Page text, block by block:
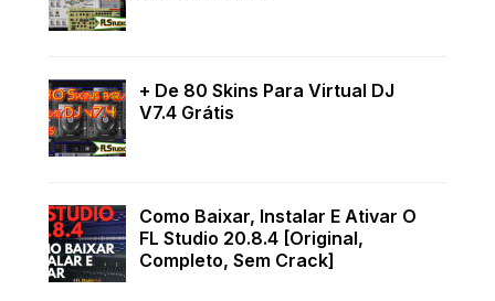
+ De 80 Skins Para Virtual DJ
V7.4 Grátis
Como Baixar, Instalar E Ativar O
FL Studio 20.8.4 [Original,
Completo, Sem Crack]